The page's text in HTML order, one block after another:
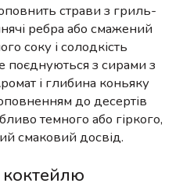
страви з гриль-
ребра або смажений
соку і солодкість
поєднуються з сирами з
і глибина коньяку
до десертів
темного або гіркого,
смаковий досвід.
коктейлю